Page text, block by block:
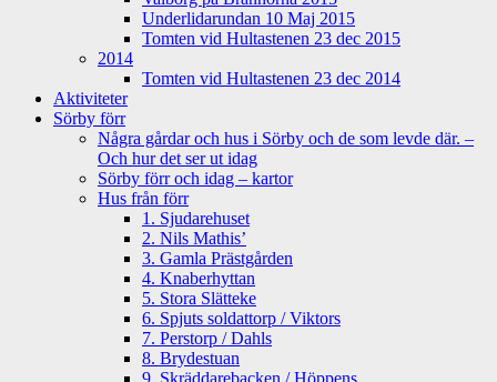
Underlidarundan 10 Maj 2015
Tomten vid Hultastenen 23 dec 2015
2014
Tomten vid Hultastenen 23 dec 2014
Aktiviteter
Sörby förr
Några gårdar och hus i Sörby och de som levde där. –
Och hur det ser ut idag
Sörby förr och idag – kartor
Hus från förr
1. Sjudarehuset
2. Nils Mathis’
3. Gamla Prästgården
4. Knaberhyttan
5. Stora Slätteke
6. Spjuts soldattorp / Viktors
7. Perstorp / Dahls
8. Brydestuan